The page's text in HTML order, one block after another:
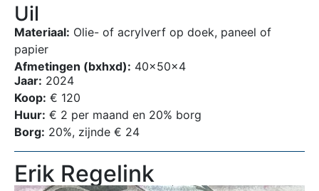
Uil
Materiaal: Olie- of acrylverf op doek, paneel of
papier
Afmetingen (bxhxd): 40x50x4
Jaar: 2024
Koop: € 120
Huur: € 2 per maand en 20% borg
Borg: 20%, zijnde € 24
Erik Regelink